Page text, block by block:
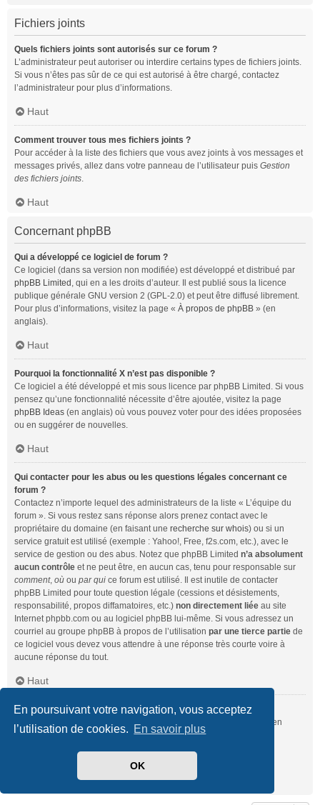
En poursuivant votre navigation, vous acceptez
l’utilisation de cookies. En savoir plus
OK
Fichiers joints
Quels fichiers joints sont autorisés sur ce forum ?
L’administrateur peut autoriser ou interdire certains types de fichiers joints.
Si vous n’êtes pas sûr de ce qui est autorisé à être chargé, contactez
l’administrateur pour plus d’informations.
Haut
Comment trouver tous mes fichiers joints ?
Pour accéder à la liste des fichiers que vous avez joints à vos messages et
messages privés, allez dans votre panneau de l’utilisateur puis Gestion
des fichiers joints.
Haut
Concernant phpBB
Qui a développé ce logiciel de forum ?
Ce logiciel (dans sa version non modifiée) est développé et distribué par
phpBB Limited , qui en a les droits d’auteur. Il est publié sous la licence
publique générale GNU version 2 (GPL-2.0) et peut être diffusé librement.
Pour plus d’informations, visitez la page « À propos de phpBB » (en
anglais).
Haut
Pourquoi la fonctionnalité X n’est pas disponible ?
Ce logiciel a été développé et mis sous licence par phpBB Limited. Si vous
pensez qu’une fonctionnalité nécessite d’être ajoutée, visitez la page
phpBB Ideas (en anglais) où vous pouvez voter pour des idées proposées
ou en suggérer de nouvelles.
Haut
Qui contacter pour les abus ou les questions légales concernant ce
forum ?
Contactez n’importe lequel des administrateurs de la liste « L’équipe du
forum ». Si vous restez sans réponse alors prenez contact avec le
propriétaire du domaine (en faisant une recherche sur whois) ou si un
service gratuit est utilisé (exemple : Yahoo!, Free, f2s.com, etc.), avec le
service de gestion ou des abus. Notez que phpBB Limited n’a absolument
aucun contrôle et ne peut être, en aucun cas, tenu pour responsable sur
comment, où ou par qui ce forum est utilisé. Il est inutile de contacter
phpBB Limited pour toute question légale (cessions et désistements,
responsabilité, propos diffamatoires, etc.) non directement liée au site
Internet phpbb.com ou au logiciel phpBB lui-même. Si vous adressez un
courriel au groupe phpBB à propos de l’utilisation par une tierce partie de
ce logiciel vous devez vous attendre à une réponse très courte voire à
aucune réponse du tout.
Haut
Comment puis-je contacter un administrateur du forum ?
Pour l’ensemble des utilisateurs du forum, vous pouvez utiliser le lien
« Nous contacter », si ce dernier a été activé par un administrateur.